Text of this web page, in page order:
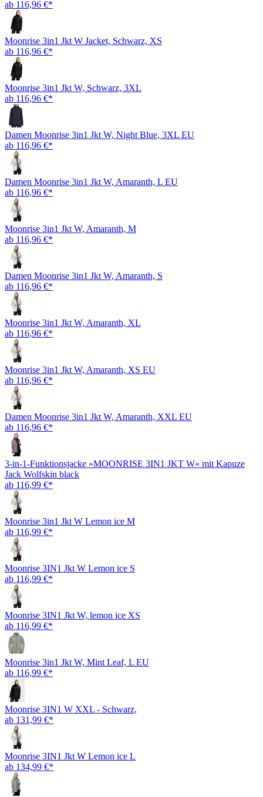
ab 116,96 €*
Moonrise 3in1 Jkt W Jacket, Schwarz, XS
ab 116,96 €*
Moonrise 3in1 Jkt W, Schwarz, 3XL
ab 116,96 €*
Damen Moonrise 3in1 Jkt W, Night Blue, 3XL EU
ab 116,96 €*
Damen Moonrise 3in1 Jkt W, Amaranth, L EU
ab 116,96 €*
Moonrise 3in1 Jkt W, Amaranth, M
ab 116,96 €*
Damen Moonrise 3in1 Jkt W, Amaranth, S
ab 116,96 €*
Moonrise 3in1 Jkt W, Amaranth, XL
ab 116,96 €*
Moonrise 3in1 Jkt W, Amaranth, XS EU
ab 116,96 €*
Damen Moonrise 3in1 Jkt W, Amaranth, XXL EU
ab 116,96 €*
3-in-1-Funktionsjacke »MOONRISE 3IN1 JKT W« mit Kapuze
Jack Wolfskin black
ab 116,99 €*
Moonrise 3in1 Jkt W Lemon ice M
ab 116,99 €*
Moonrise 3IN1 Jkt W Lemon ice S
ab 116,99 €*
Moonrise 3IN1 Jkt W, lemon ice XS
ab 116,99 €*
Moonrise 3in1 Jkt W, Mint Leaf, L EU
ab 116,99 €*
Moonrise 3IN1 W XXL - Schwarz,
ab 131,99 €*
Moonrise 3IN1 Jkt W Lemon ice L
ab 134,99 €*